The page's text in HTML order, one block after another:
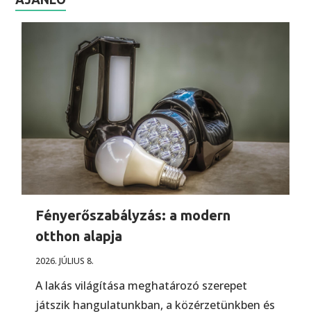
Fényerőszabályzás: a modern
otthon alapja
2026. JÚLIUS 8.
A lakás világítása meghatározó szerepet
játszik hangulatunkban, a közérzetünkben és